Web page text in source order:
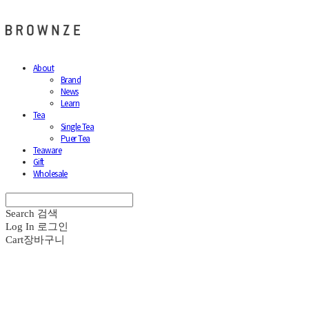
About
Brand
News
Learn
Tea
Single Tea
Puer Tea
Teaware
Gift
Wholesale
Search 검색
Log In 로그인
Cart장바구니